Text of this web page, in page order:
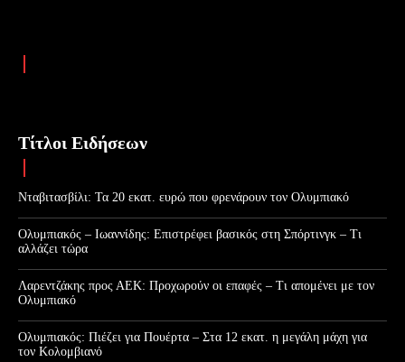
Τίτλοι Ειδήσεων
Νταβιτασβίλι: Τα 20 εκατ. ευρώ που φρενάρουν τον Ολυμπιακό
Ολυμπιακός – Ιωαννίδης: Επιστρέφει βασικός στη Σπόρτινγκ – Τι
αλλάζει τώρα
Λαρεντζάκης προς ΑΕΚ: Προχωρούν οι επαφές – Τι απομένει με τον
Ολυμπιακό
Ολυμπιακός: Πιέζει για Πουέρτα – Στα 12 εκατ. η μεγάλη μάχη για
τον Κολομβιανό